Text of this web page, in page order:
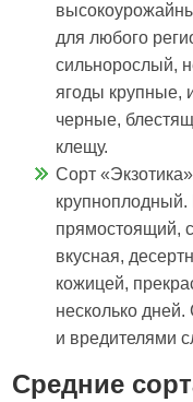
для любого
сильнорослый,
ягоды крупные,
черные,
клещу.
Сорт
прямостоящий,
вкусная,
кожицей,
несколько
и вредителями
Средние